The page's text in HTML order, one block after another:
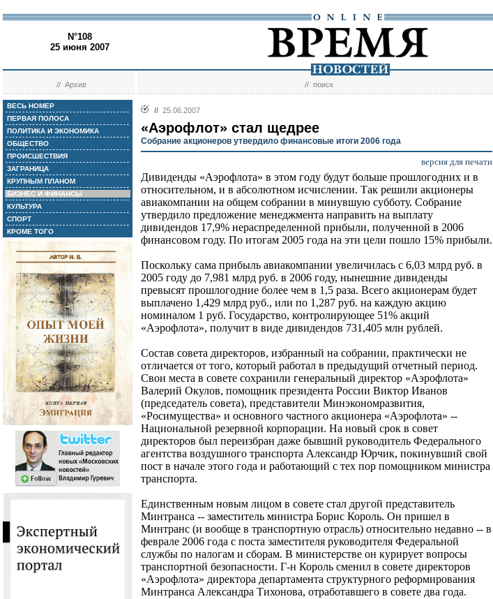
N°108
25 июня 2007
//Архив //поиск
ВЕСЬ НОМЕР
ПЕРВАЯ ПОЛОСА
ПОЛИТИКА И ЭКОНОМИКА
ОБЩЕСТВО
ПРОИСШЕСТВИЯ
ЗАГРАНИЦА
КРУПНЫМ ПЛАНОМ
БИЗНЕС И ФИНАНСЫ
КУЛЬТУРА
СПОРТ
КРОМЕ ТОГО
// 25.06.2007
«Аэрофлот» стал щедрее
Собрание акционеров утвердило финансовые итоги 2006 года
версия для печати
Дивиденды «Аэрофлота» в этом году будут больше прошлогодних и в
относительном, и в абсолютном исчислении. Так решили акционеры
авиакомпании на общем собрании в минувшую субботу. Собрание
утвердило предложение менеджмента направить на выплату
дивидендов 17,9% нераспределенной прибыли, полученной в 2006
финансовом году. По итогам 2005 года на эти цели пошло 15% прибыли.
Поскольку сама прибыль авиакомпании увеличилась с 6,03 млрд руб. в
2005 году до 7,981 млрд руб. в 2006 году, нынешние дивиденды
превысят прошлогодние более чем в 1,5 раза. Всего акционерам будет
выплачено 1,429 млрд руб., или по 1,287 руб. на каждую акцию
номиналом 1 руб. Государство, контролирующее 51% акций
«Аэрофлота», получит в виде дивидендов 731,405 млн рублей.
Состав совета директоров, избранный на собрании, практически не
отличается от того, который работал в предыдущий отчетный период.
Свои места в совете сохранили генеральный директор «Аэрофлота»
Валерий Окулов, помощник президента России Виктор Иванов
(председатель совета), представители Минэкономразвития,
«Росимущества» и основного частного акционера «Аэрофлота» --
Национальной резервной корпорации. На новый срок в совет
директоров был переизбран даже бывший руководитель Федерального
агентства воздушного транспорта Александр Юрчик, покинувший свой
пост в начале этого года и работающий с тех пор помощником министра
транспорта.
Единственным новым лицом в совете стал другой представитель
Минтранса -- заместитель министра Борис Король. Он пришел в
Минтранс (и вообще в транспортную отрасль) относительно недавно -- в
феврале 2006 года с поста заместителя руководителя Федеральной
службы по налогам и сборам. В министерстве он курирует вопросы
транспортной безопасности. Г-н Король сменил в совете директоров
«Аэрофлота» директора департамента структурного реформирования
Минтранса Александра Тихонова, отработавшего в совете два года.